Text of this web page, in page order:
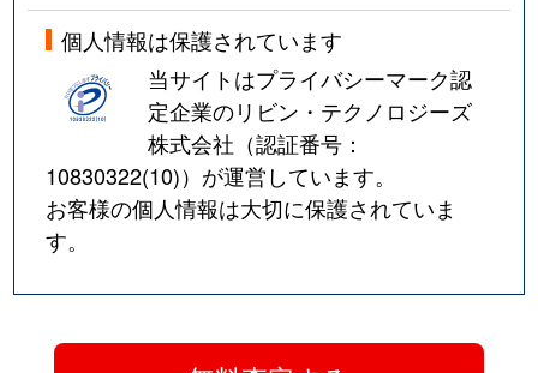
個人情報は保護されています
当サイトはプライバシーマーク認
定企業のリビン・テクノロジーズ
株式会社（認証番号：
10830322(10)）が運営しています。
お客様の個人情報は大切に保護されていま
す。